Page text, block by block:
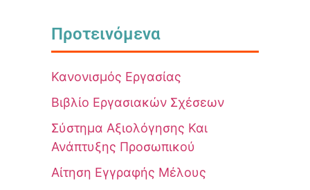
Προτεινόμενα
Κανονισμός Εργασίας
Βιβλίο Εργασιακών Σχέσεων
Σύστημα Αξιολόγησης Και
Ανάπτυξης Προσωπικού
Αίτηση Εγγραφής Μέλους